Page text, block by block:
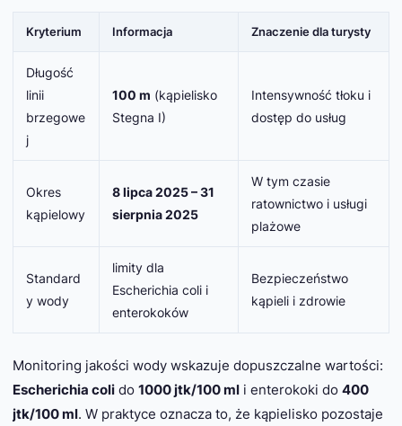
Kryterium Informacja Znaczenie dla turysty
Długość
linii
brzegowe
j
100 m (kąpielisko
Stegna I)
Intensywność tłoku i
dostęp do usług
Okres
kąpielowy
8 lipca 2025 – 31
sierpnia 2025
W tym czasie
ratownictwo i usługi
plażowe
Standard
y wody
limity dla
Escherichia coli i
enterokoków
Bezpieczeństwo
kąpieli i zdrowie
Monitoring jakości wody wskazuje dopuszczalne wartości:
Escherichia coli do 1000 jtk/100 ml i enterokoki do 400
jtk/100 ml. W praktyce oznacza to, że kąpielisko pozostaje